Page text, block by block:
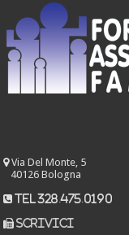
Via Del Monte, 5
40126 Bologna
tel 328.475.0190
scrivici